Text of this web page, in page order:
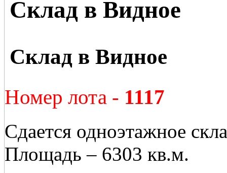
Склад в Видное
Склад в Видное
Номер лота - 1117
Сдается одноэтажное
Площадь – 6303 кв.м.